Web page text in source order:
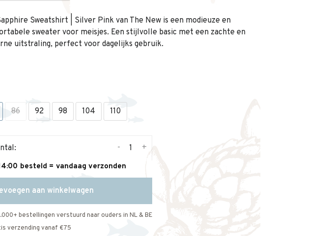
Sweatshirt | Silver Pink van The New is een modieuze en
sweater voor meisjes. Een stijlvolle basic met een zachte en
uitstraling, perfect voor dagelijks gebruik.
86 92 98 104 110
+
-
besteld = vandaag verzonden
aan winkelwagen
bestellingen verstuurd naar ouders in NL & BE
verzending vanaf €75